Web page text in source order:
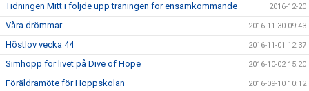
Tidningen Mitt i följde upp träningen för ensamkommande 2016-12-20
Våra drömmar 2016-11-30 09:43
Höstlov vecka 44 2016-11-01 12:37
Simhopp för livet på Dive of Hope 2016-10-02 15:20
Föräldramöte för Hoppskolan 2016-09-10 10:12